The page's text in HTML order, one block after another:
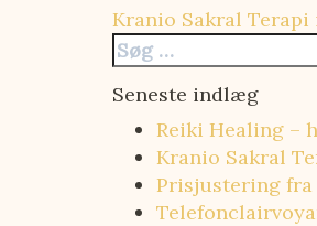
Kranio Sakral Terapi
Søg
efter:
Seneste indlæg
Reiki Healing –
Kranio Sakral
Prisjustering fra